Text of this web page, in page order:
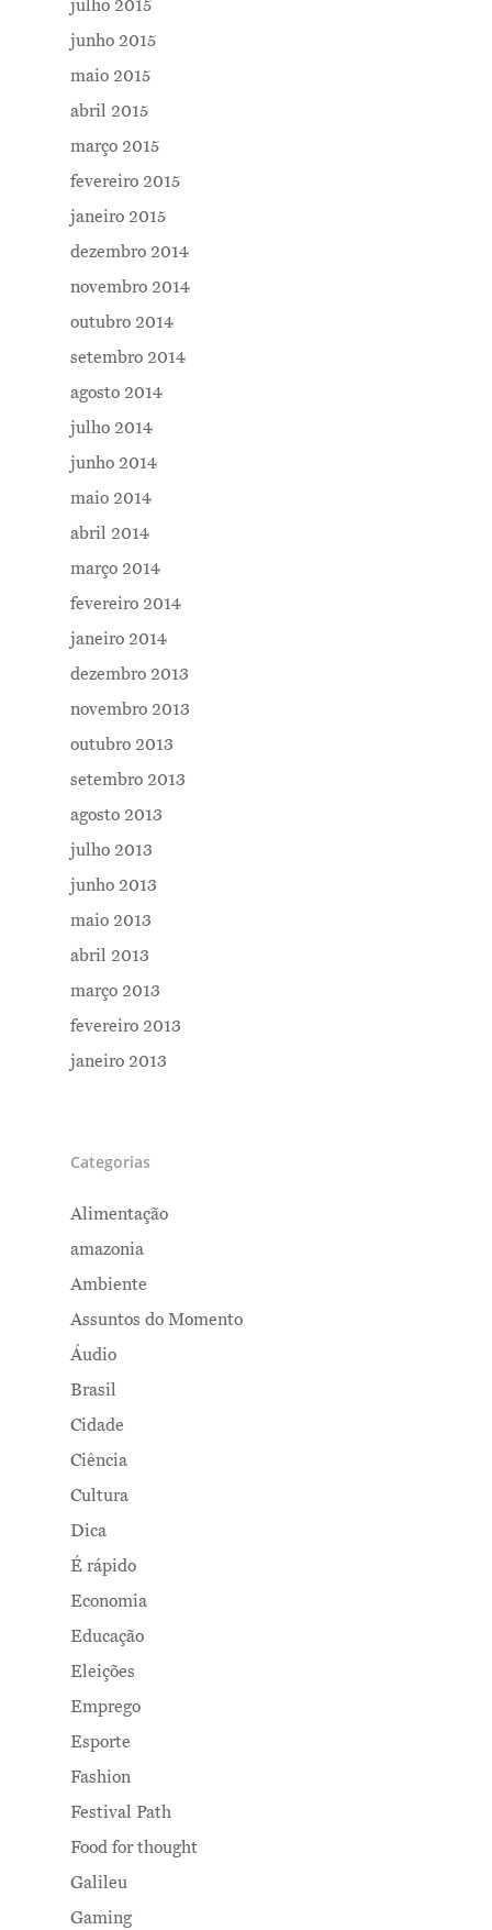
julho 2015
junho 2015
maio 2015
abril 2015
março 2015
fevereiro 2015
janeiro 2015
dezembro 2014
novembro 2014
outubro 2014
setembro 2014
agosto 2014
julho 2014
junho 2014
maio 2014
abril 2014
março 2014
fevereiro 2014
janeiro 2014
dezembro 2013
novembro 2013
outubro 2013
setembro 2013
agosto 2013
julho 2013
junho 2013
maio 2013
abril 2013
março 2013
fevereiro 2013
janeiro 2013
Categorias
Alimentação
amazonia
Ambiente
Assuntos do Momento
Áudio
Brasil
Cidade
Ciência
Cultura
Dica
É rápido
Economia
Educação
Eleições
Emprego
Esporte
Fashion
Festival Path
Food for thought
Galileu
Gaming